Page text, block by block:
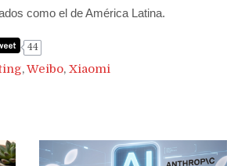
como el de América Latina.
44
,Weibo, Xiaomi